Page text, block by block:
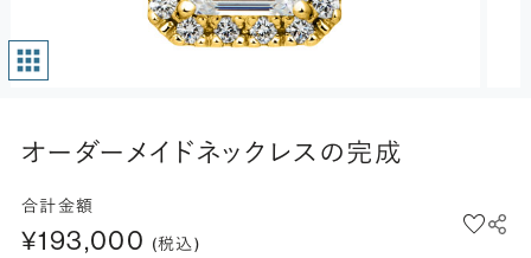
オーダーメイドネックレスの完成
合計金額
¥193,000 (税込)